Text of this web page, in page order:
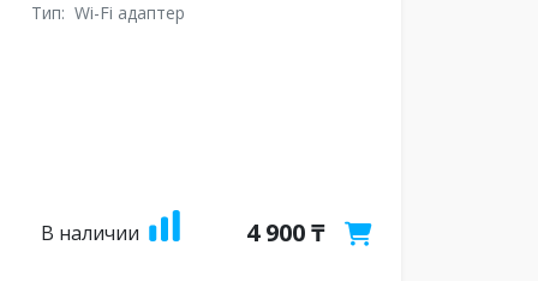
Тип: Wi-Fi адаптер
В наличии 4 900 ₸